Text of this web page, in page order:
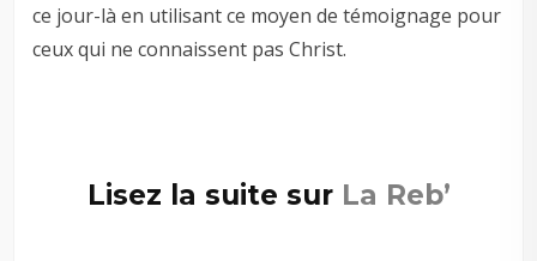
ce jour-là en utilisant ce moyen de témoignage pour
ceux qui ne connaissent pas Christ.
Lisez la suite sur La Reb’